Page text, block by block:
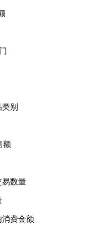
别
额
易数量
消费金额